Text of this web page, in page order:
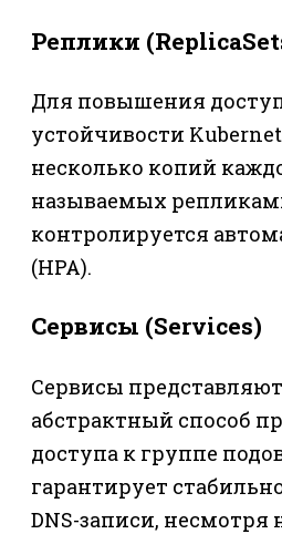
Реплики
Для повышения
устойчивости
несколько копий
называемых
контролируется
(HPA).
Сервисы (Services)
Сервисы
абстрактный способ
доступа к группе
гарантирует
DNS-записи, несмотря